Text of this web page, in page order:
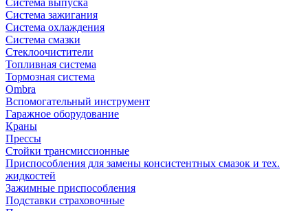
Система выпуска
Система зажигания
Система охлаждения
Система смазки
Стеклоочистители
Топливная система
Тормозная система
Ombra
Вспомогательный инструмент
Гаражное оборудование
Краны
Прессы
Стойки трансмиссионные
Приспособления для замены консистентных смазок и тех.
жидкостей
Зажимные приспособления
Подставки страховочные